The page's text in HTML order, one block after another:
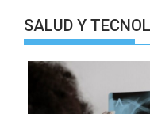
SALUD Y